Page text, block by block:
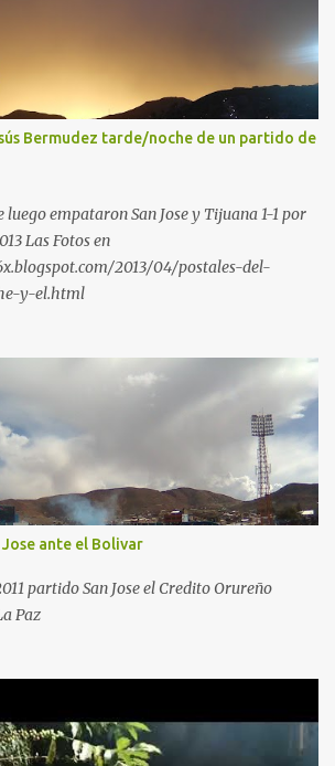
Bermudez tarde/noche de un partido de
empataron San Jose y Tijuana 1-1 por
Las Fotos en
2013/04/postales-del-
y-el.html
Jose ante el Bolivar
partido San Jose el Credito Orureño
Paz